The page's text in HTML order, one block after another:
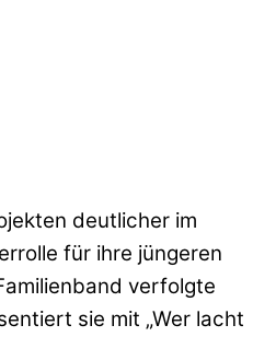
deutlicher im
für ihre jüngeren
verfolgte
sie mit „Wer lacht